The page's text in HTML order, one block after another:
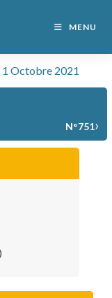
MENU
1 Octobre 2021
N°751›